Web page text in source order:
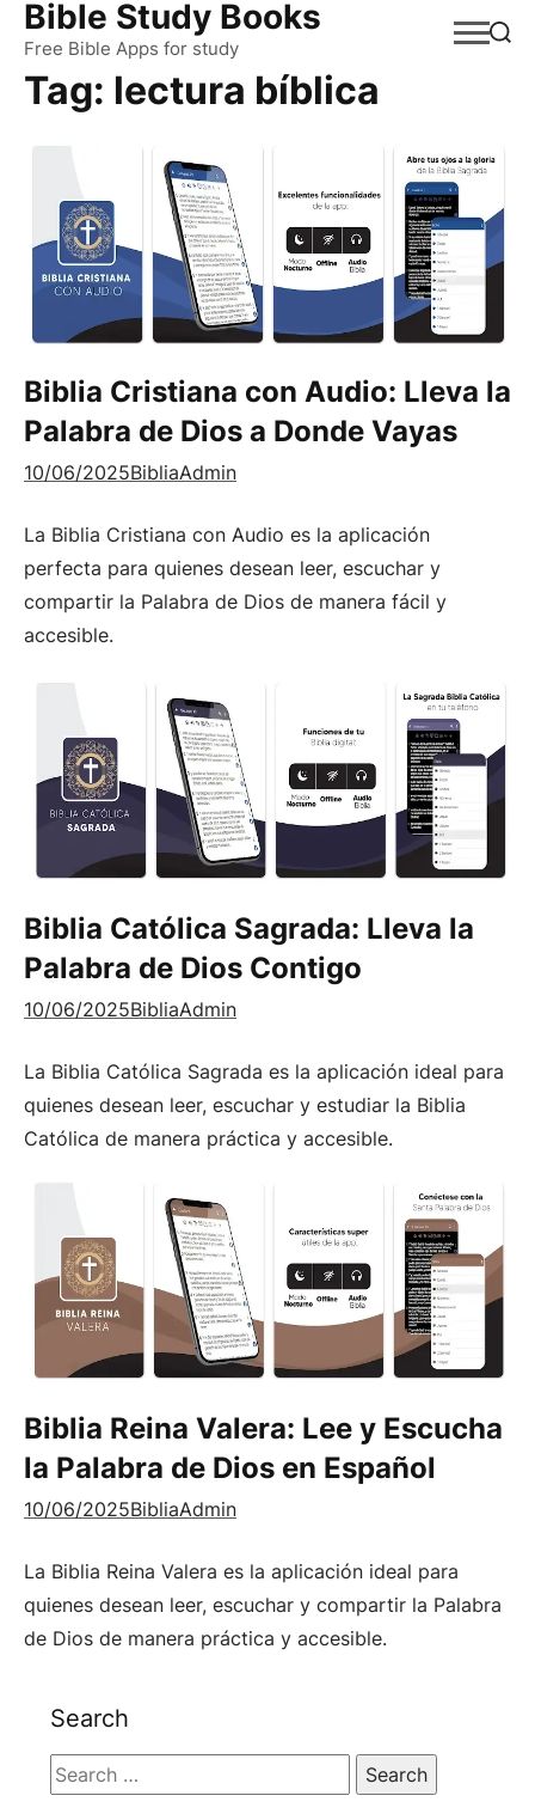
Skip
content
Bible Study Books
Free Bible Apps for study
Tag: lectura bíblica
Biblia Cristiana con Audio: Lleva la
Palabra de Dios a Donde Vayas
10/06/2025BibliaAdmin
La Biblia Cristiana con Audio es la aplicación
perfecta para quienes desean leer, escuchar y
compartir la Palabra de Dios de manera fácil y
accesible.
Biblia Católica Sagrada: Lleva la
Palabra de Dios Contigo
10/06/2025BibliaAdmin
La Biblia Católica Sagrada es la aplicación ideal para
quienes desean leer, escuchar y estudiar la Biblia
Católica de manera práctica y accesible.
Biblia Reina Valera: Lee y Escucha
la Palabra de Dios en Español
10/06/2025BibliaAdmin
La Biblia Reina Valera es la aplicación ideal para
quienes desean leer, escuchar y compartir la Palabra
de Dios de manera práctica y accesible.
Search
Search